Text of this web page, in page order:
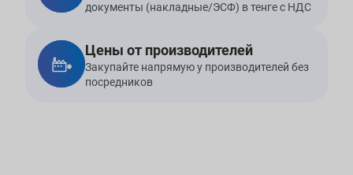
документы (накладные/ЭСФ) в тенге с НДС
Цены от производителей
Закупайте напрямую у производителей без
посредников